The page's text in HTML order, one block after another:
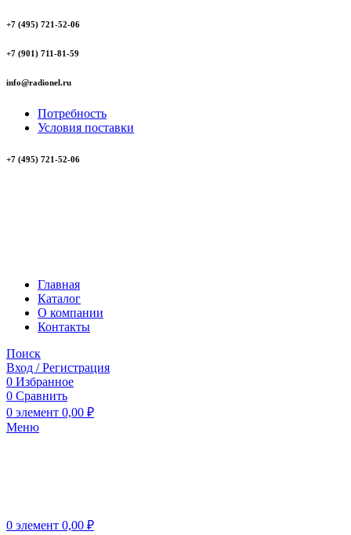
+7 (495) 721-52-06
+7 (901) 711-81-59
info@radionel.ru
Потребность
Условия поставки
+7 (495) 721-52-06
Главная
Каталог
О компании
Контакты
Поиск
Вход / Регистрация
0 Избранное
0 Сравнить
0 элемент 0,00 ₽
Меню
0 элемент 0,00 ₽